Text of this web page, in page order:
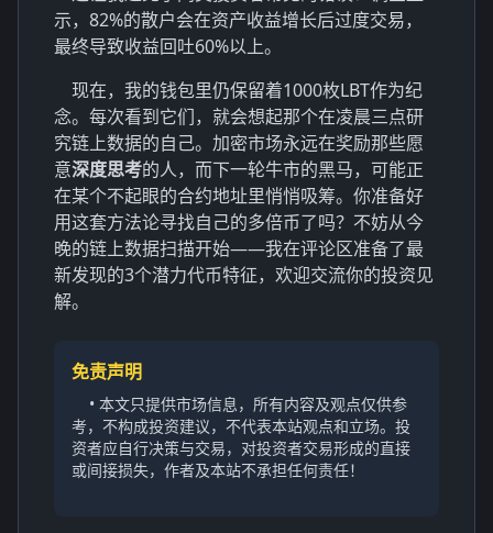
示，82%的散户会在资产收益增长后过度交易，
最终导致收益回吐60%以上。
现在，我的钱包里仍保留着1000枚LBT作为纪
念。每次看到它们，就会想起那个在凌晨三点研
究链上数据的自己。加密市场永远在奖励那些愿
意深度思考的人，而下一轮牛市的黑马，可能正
在某个不起眼的合约地址里悄悄吸筹。你准备好
用这套方法论寻找自己的多倍币了吗？不妨从今
晚的链上数据扫描开始——我在评论区准备了最
新发现的3个潜力代币特征，欢迎交流你的投资见
解。
免责声明
• 本文只提供市场信息，所有内容及观点仅供参
考，不构成投资建议，不代表本站观点和立场。投
资者应自行决策与交易，对投资者交易形成的直接
或间接损失，作者及本站不承担任何责任！